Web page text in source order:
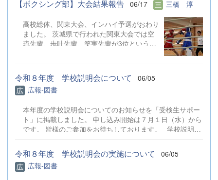
【ボクシング部】大会結果報告 06/17 三橋 淳
高校総体、関東大会、インハイ予選がおわり
ました。 茨城県で行われた関東大会では空
琉先輩、歩叶先輩、笑実先輩が3位という結
勝ち進み8月に京都で行われるインターハイ
に出場することが決まりました。 はじめて
真近でみるボクシングは想像よりも迫力のあ
るものでした。入部するまで関わることがな
ルなどを少しずつ理解できるようになってい
ることがとても嬉しいです。 また、インハ
イ予選の日は今まで部活を支えてくれていた
3年生の最後の大会でした。 4月から6月の2
ヶ月間で、大会が次々と行われ、忙しい期間
となりましたが、その分多くのことを教えて
頂きました。マネージャーさんは3年生1人
令和８年度 学校説明会について
06/05
広報-図書
本年度の学校説明会についてのお知らせを「受検生サポー
ト」に掲載しました。 申し込み開始は７月１日（水）から
です。 皆様のご参加をお待ちしております。 学校説明会
について
令和８年度 学校説明会の実施について
06/05
広報-図書